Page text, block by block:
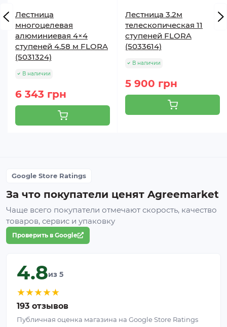
Лестница
многоцелевая
алюминиевая 4×4
ступеней 4.58 м FLORA
(5031324)
В наличии
6 343 грн
Лестница 3.2м
телескопическая 11
ступеней FLORA
(5033614)
В наличии
5 900 грн
Google Store Ratings
За что покупатели ценят Agreemarket
Чаще всего покупатели отмечают скорость, качество
товаров, сервис и упаковку
Проверить в Google
4.8из 5
★★★★★
193 отзывов
Публичная оценка магазина на Google Store Ratings